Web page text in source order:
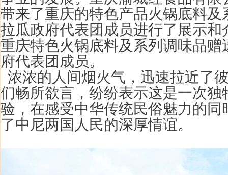
带来了重庆的特色产品火锅底料及
拉瓜政府代表团成员进行了展示和
重庆特色火锅底料及系列调味品赠
府代表团成员。
浓浓的人间烟火气，迅速拉近了
们畅所欲言，纷纷表示这是一次独
验，在感受中华传统民俗魅力的同
了中尼两国人民的深厚情谊。